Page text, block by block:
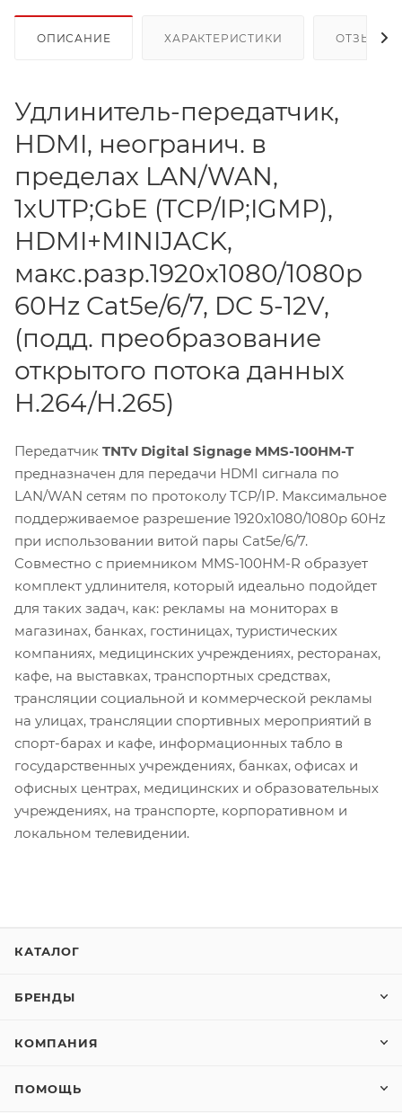
ОПИСАНИЕ ХАРАКТЕРИСТИКИ ОТЗЫВЫ
Удлинитель-передатчик,
HDMI, неогранич. в
пределах LAN/WAN,
1xUTP;GbE (TCP/IP;IGMP),
HDMI+MINIJACK,
макс.разр.1920x1080/1080p
60Hz Cat5e/6/7, DC 5-12V,
(подд. преобразование
открытого потока данных
H.264/H.265)
Передатчик TNTv Digital Signage MMS-100HM-T
предназначен для передачи HDMI сигнала по
LAN/WAN сетям по протоколу TCP/IP. Максимальное
поддерживаемое разрешение 1920x1080/1080p 60Hz
при использовании витой пары Cat5e/6/7.
Совместно с приемником MMS-100HM-R образует
комплект удлинителя, который идеально подойдет
для таких задач, как: рекламы на мониторах в
магазинах, банках, гостиницах, туристических
компаниях, медицинских учреждениях, ресторанах,
кафе, на выставках, транспортных средствах,
трансляции социальной и коммерческой рекламы
на улицах, трансляции спортивных мероприятий в
спорт-барах и кафе, информационных табло в
государственных учреждениях, банках, офисах и
офисных центрах, медицинских и образовательных
учреждениях, на транспорте, корпоративном и
локальном телевидении.
КАТАЛОГ
БРЕНДЫ
КОМПАНИЯ
ПОМОЩЬ